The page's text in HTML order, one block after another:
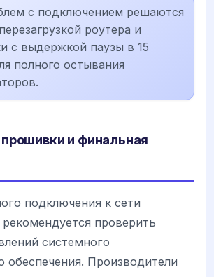
с подключением решаются
роутера и
с выдержкой паузы в 15
полного остывания
и финальная
подключения к сети
рекомендуется проверить
системного
обеспечения. Производители